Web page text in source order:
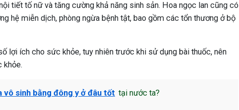
tiết tố nữ và tăng cường khả năng sinh sản. Hoa ngọc lan cũng có
hệ miễn dịch, phòng ngừa bệnh tật, bao gồm các tổn thương ở bộ
lợi ích cho sức khỏe, tuy nhiên trước khi sử dụng bài thuốc, nên
khỏe.
vô sinh bằng đông y ở đâu tốt tại nước ta?